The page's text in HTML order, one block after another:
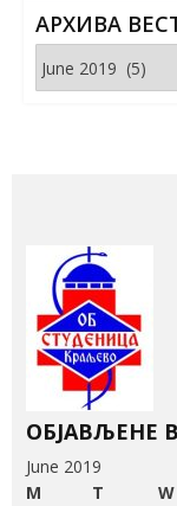
АРХИВА
Архива
вести
ОБЈАВЉЕНЕ
June 2019
M
T W